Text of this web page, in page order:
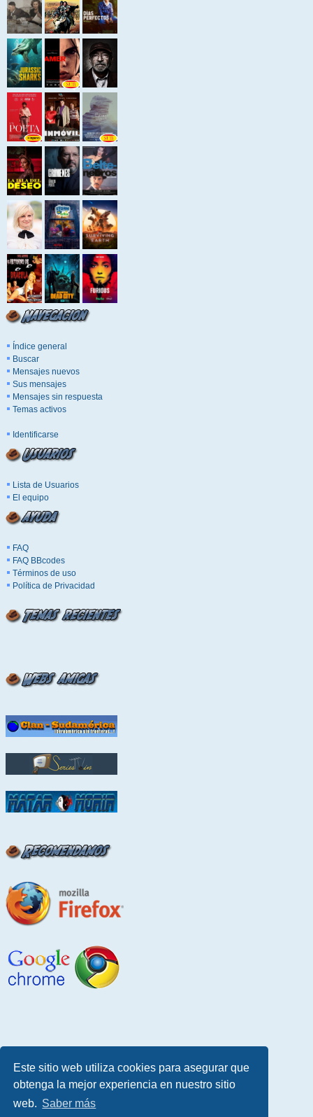
Este sitio web utiliza cookies para asegurar que
obtenga la mejor experiencia en nuestro sitio
web. Saber más
Índice general
Buscar
Mensajes nuevos
Sus mensajes
Mensajes sin respuesta
Temas activos
Identificarse
Lista de Usuarios
El equipo
FAQ
FAQ BBcodes
Términos de uso
Política de Privacidad